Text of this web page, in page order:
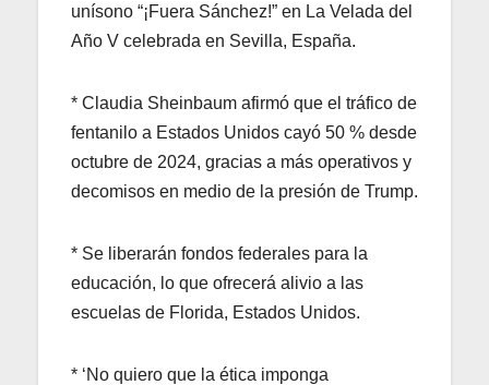
unísono “¡Fuera Sánchez!” en La Velada del
Año V celebrada en Sevilla, España.
* Claudia Sheinbaum afirmó que el tráfico de
fentanilo a Estados Unidos cayó 50 % desde
octubre de 2024, gracias a más operativos y
decomisos en medio de la presión de Trump.
* Se liberarán fondos federales para la
educación, lo que ofrecerá alivio a las
escuelas de Florida, Estados Unidos.
* ‘No quiero que la ética imponga